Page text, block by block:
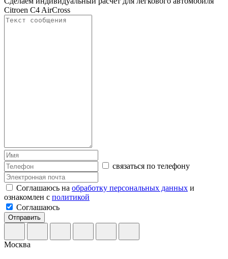
Citroen C4 AirCross
связаться по телефону
Соглашаюсь на обработку персональных данных и
ознакомлен с политикой
Соглашаюсь
Отправить
Москва